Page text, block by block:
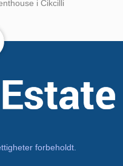
i Cikcilli
forbeholdt.